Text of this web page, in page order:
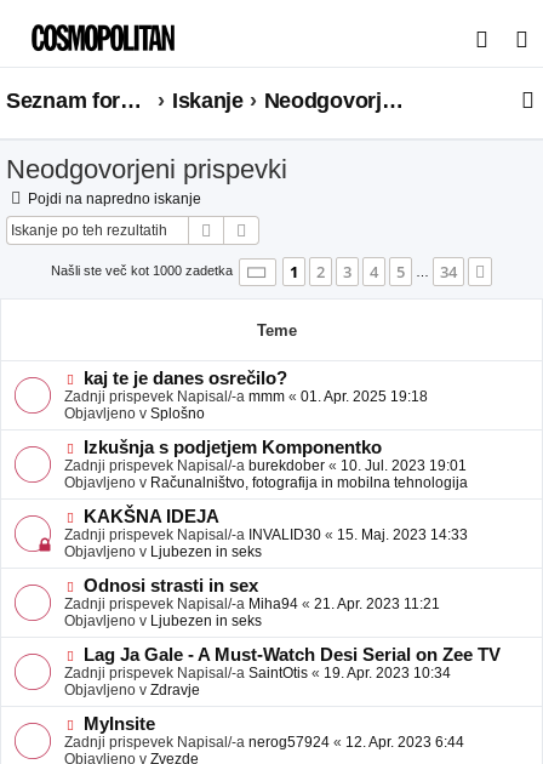
s
a
Seznam forumov Iskanje Neodgovorjeni prispevki
Neodgovorjeni prispevki
Pojdi na napredno iskanje
Iskanje
Našli ste več kot 1000 zadetka Stran 1od34
1 2 3 4 5 … 34
Teme
N
o
v
e
o
b
j
a
v
e
kaj te je danes osrečilo?
Zadnji prispevek Napisal/-a mmm « 01. Apr. 2025 19:18
Objavljeno v Splošno
N
o
v
e
o
b
j
a
v
e
Izkušnja s podjetjem Komponentko
Zadnji prispevek Napisal/-a burekdober « 10. Jul. 2023 19:01
Objavljeno v Računalništvo, fotografija in mobilna tehnologija
N
o
v
e
o
b
j
a
v
e
KAKŠNA IDEJA
Zadnji prispevek Napisal/-a INVALID30 « 15. Maj. 2023 14:33
Objavljeno v Ljubezen in seks
N
o
v
e
o
b
j
a
v
e
Odnosi strasti in sex
Zadnji prispevek Napisal/-a Miha94 « 21. Apr. 2023 11:21
Objavljeno v Ljubezen in seks
N
o
v
e
o
b
j
Lag Ja Gale - A Must-Watch Desi Serial on Zee TV
Zadnji prispevek Napisal/-a SaintOtis « 19. Apr. 2023 10:34
Objavljeno v Zdravje
N
o
v
MyInsite
Zadnji prispevek Napisal/-a nerog57924 « 12. Apr. 2023 6:44
Objavljeno v Zvezde